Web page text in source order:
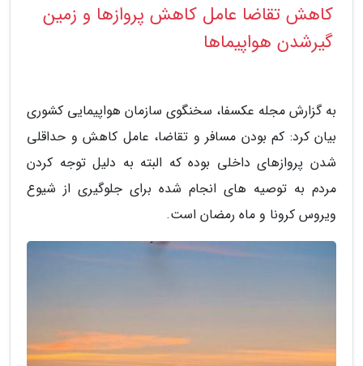
کاهش تقاضا عامل کاهش پروازها و زمین
گیرشدن هواپیماها
به گزارش مجله عکسفا، سخنگوی سازمان هواپیمایی کشوری
بیان کرد: کم بودن مسافر و تقاضا، عامل کاهش و حداقلی
شدن پروازهای داخلی بوده که البته به دلیل توجه کردن
مردم به توصیه های انجام شده برای جلوگیری از شیوع
ویروس کرونا و ماه رمضان است.